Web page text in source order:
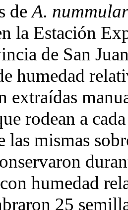
deA.
la Estación
de San
humedad
extraídas
rodean a
mismas
humedad
25